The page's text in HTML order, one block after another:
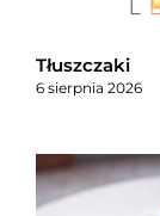
Tłuszczaki
6 sierpnia 2026